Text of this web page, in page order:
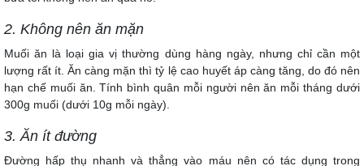
2. Không nên ăn mặn
Muối ăn là loại gia vị thường dùng hàng ngày, nhưng chỉ cần một
lượng rất ít. Ăn càng mặn thì tỷ lệ cao huyết áp càng tăng, do đó nên
hạn chế muối ăn. Tính bình quân mỗi người nên ăn mỗi tháng dưới
300g muối (dưới 10g mỗi ngày).
3. Ăn ít đường
Ðường hấp thụ nhanh và thẳng vào máu nên có tác dụng trong